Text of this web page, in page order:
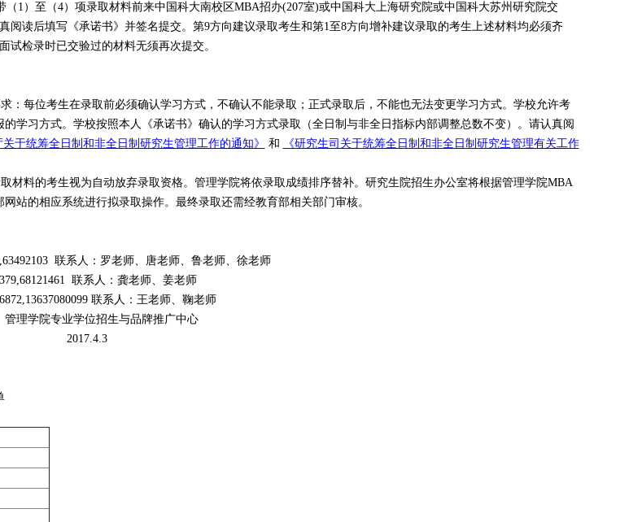
1）至（4）项录取材料前来中国科大南校区MBA招办(207室)或中国科大上海研究院或中国科大苏州研究院交
阅读后填写《承诺书》并签名提交。第9方向建议录取考生和第1至8方向增补建议录取的考生上述材料均必须齐
试检录时已交验过的材料无须再次提交。
：每位考生在录取前必须确认学习方式，不确认不能录取；正式录取后，不能也无法变更学习方式。学校允许考
学习方式。学校按照本人《承诺书》确认的学习方式录取（全日制与非全日指标内部调整总数不变）。请认真阅
于统筹全日制和非全日制研究生管理工作的通知》 和
《研究生司关于统筹全日制和非全日制研究生管理有关工作
材料的考生视为自动放弃录取资格。管理学院将依录取成绩排序替补。研究生院招生办公室将根据管理学院MBA
站的相应系统进行拟录取操作。最终录取还需经教育部相关部门审核。
联系人：罗老师、唐老师、鲁老师、徐老师
联系人：龚老师、姜老师
联系人：王老师、鞠老师
生与品牌推广中心